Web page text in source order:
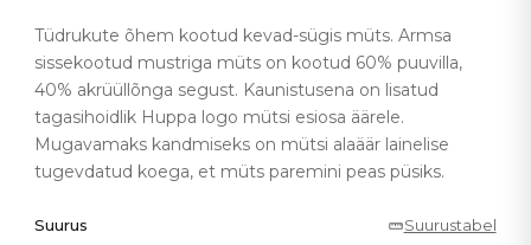
Tüdrukute õhem kootud kevad-sügis müts. Armsa
sissekootud mustriga müts on kootud 60% puuvilla,
40% akrüüllõnga segust. Kaunistusena on lisatud
tagasihoidlik Huppa logo mütsi esiosa äärele.
Mugavamaks kandmiseks on mütsi alaäär lainelise
tugevdatud koega, et müts paremini peas püsiks.
Suurus Suurustabel